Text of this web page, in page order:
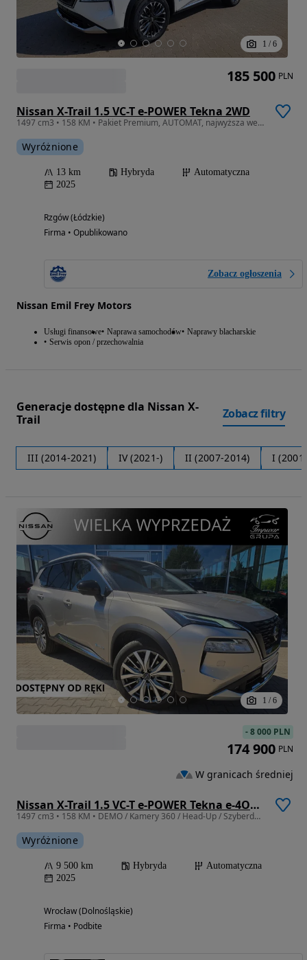
1 / 6
Nissan X-Trail 1.5 VC-T e-POWER Tekna 2WD
1497 cm3 • 158 KM • Pakiet Premium, AUTOMAT, najwyższa wersja!
Wyróżnione
13 km Hybryda
Automatyczna
2025
Rzgów (Łódzkie)
Firma • Opublikowano
Zobacz ogłoszenia
Nissan Emil Frey Motors
Usługi finansowe Naprawa samochodów Naprawy blacharskie
Serwis opon / przechowalnia
185 500 PLN
Generacje dostępne dla Nissan X-
Trail
Zobacz filtry
III (2014-2021) IV (2021-) II (2007-2014) I
1 / 6
Nissan X-Trail 1.5 VC-T e-POWER Tekna e-4ORCE
1497 cm3 • 158 KM • DEMO / Kamery 360 / Head-Up / Szyberdach / Naturalna Skóra / Bose
Wyróżnione
9 500 km Hybryda
Automatyczna
2025
Wrocław (Dolnośląskie)
Firma • Podbite
-8 000 PLN
174 900 PLN
W granicach średniej